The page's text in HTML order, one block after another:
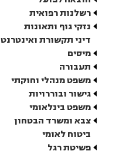
רשלנות רפואית
נזקי גוף ותאונות
דיני תקשורת ואינטרנט
מיסים
תעבורה
משפט מנהלי וחוקתי
גישור ובוררויות
משפט בינלאומי
צבא ומשרד הבטחון
ביטוח לאומי
פשיטת רגל